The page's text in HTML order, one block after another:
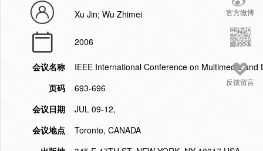
官方微博
反馈留言
Xu Jin; Wu Zhimei
2006
会议名称
IEEE International Conference on Multimedia and
页码
693-696
会议日期
JUL 09-12,
会议地点
Toronto, CANADA